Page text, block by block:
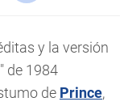
y la versión
de 1984
de Prince,